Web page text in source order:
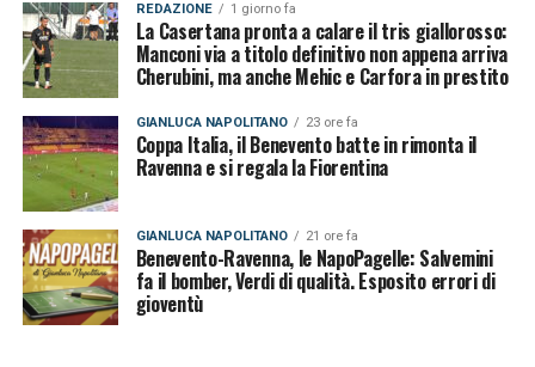
REDAZIONE 1 giorno fa
La Casertana pronta a calare il tris giallorosso:
Manconi via a titolo definitivo non appena arriva
Cherubini, ma anche Mehic e Carfora in prestito
GIANLUCA NAPOLITANO 23 ore fa
Coppa Italia, il Benevento batte in rimonta il
Ravenna e si regala la Fiorentina
GIANLUCA NAPOLITANO 21 ore fa
Benevento-Ravenna, le NapoPagelle: Salvemini
fa il bomber, Verdi di qualità. Esposito errori di
gioventù